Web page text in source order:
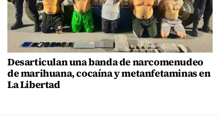
Desarticulan una banda de narcomenudeo
de marihuana, cocaína y metanfetaminas en
La Libertad